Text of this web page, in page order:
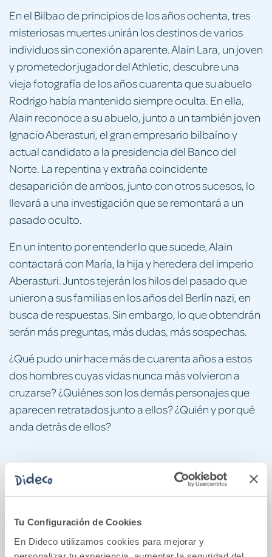
Tu Configuración de Cookies
En Dideco utilizamos cookies para mejorar y
En el Bilbao de principios de los años ochenta, tres
misteriosas muertes unirán los destinos de varios
individuos sin conexión aparente. Alain Lara, un joven
y prometedor jugador del Athletic, descubre una
vieja fotografía de los años cuarenta que su abuelo
Rodrigo había mantenido siempre oculta. En ella,
Alain reconoce a su abuelo, junto a un también joven
Ignacio Aberasturi, el gran empresario bilbaíno y
actual candidato a la presidencia del Banco del
Norte. La repentina y extraña coincidente
desaparición de ambos, junto con otros sucesos, lo
llevará a una investigación que se remontará a un
pasado oculto.
En un intento por entender lo que sucede, Alain
contactará con María, la hija y heredera del imperio
Aberasturi. Juntos tejerán los hilos del pasado que
unieron a sus familias en los años del Berlín nazi, en
busca de respuestas. Sin embargo, lo que obtendrán
serán más preguntas, más dudas, más sospechas.
¿Qué pudo unir hace más de cuarenta años a estos
dos hombres cuyas vidas nunca más volvieron a
cruzarse? ¿Quiénes son los demás personajes que
aparecen retratados junto a ellos? ¿Quién y por qué
anda detrás de ellos?
También podría gustarte...